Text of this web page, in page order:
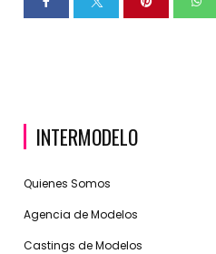
INTERMODELO
Quienes Somos
Agencia de Modelos
Castings de Modelos